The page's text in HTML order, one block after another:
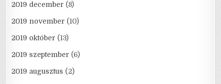
2019 december (8)
2019 november (10)
2019 október (13)
2019 szeptember (6)
2019 augusztus (2)